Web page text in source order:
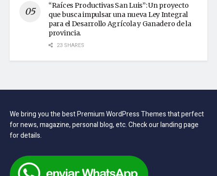
“Raíces Productivas San Luis”: Un proyecto
que busca impulsar una nueva Ley Integral
para el Desarrollo Agrícola y Ganadero de la
provincia.
23 SHARES
We bring you the best Premium WordPress Themes that perfect
for news, magazine, personal blog, etc. Check our landing page
for details.